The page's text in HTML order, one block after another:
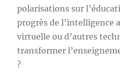
polarisations sur
progrès de l’intelligence
virtuelle ou d’autres
transformer
?